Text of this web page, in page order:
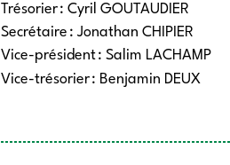
Trésorier : Cyril GOUTAUDIER
Secrétaire : Jonathan CHIPIER
Vice-président : Salim LACHAMP
Vice-trésorier : Benjamin DEUX